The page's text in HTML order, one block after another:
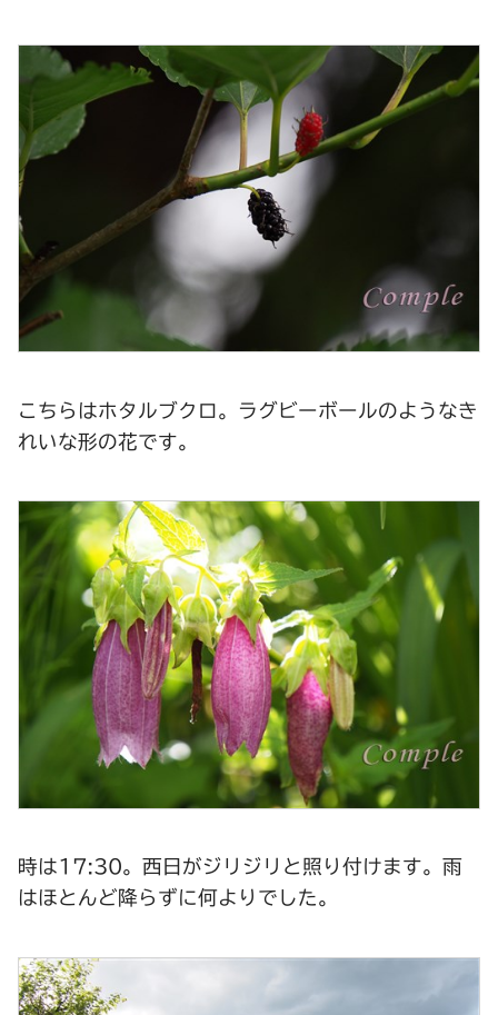
こちらはホタルブクロ。ラグビーボールのようなき
れいな形の花です。
時は17:30。西日がジリジリと照り付けます。雨
はほとんど降らずに何よりでした。